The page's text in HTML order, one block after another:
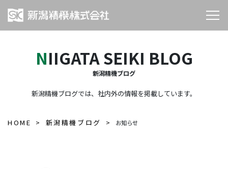
NIIGATA SEIKI BLOG
新潟精機ブログ
新潟精機ブログでは、社内外の情報を掲載しています。
HOME 新潟精機ブログ お知らせ